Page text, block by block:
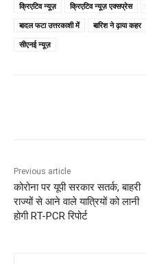
क्रिएटिव न्यूज़
क्रिएटिव न्यूज़ एक्सप्रेस
बादल फटा उत्तरकाशी में
बारिश ने ढ़ाया कहर
सीएनई न्यूज़
Previous article
कोरोना पर यूपी सरकार सतर्क, बाहरी
राज्यों से आने वाले यात्रियों को लानी
होगी RT-PCR रिपोर्ट